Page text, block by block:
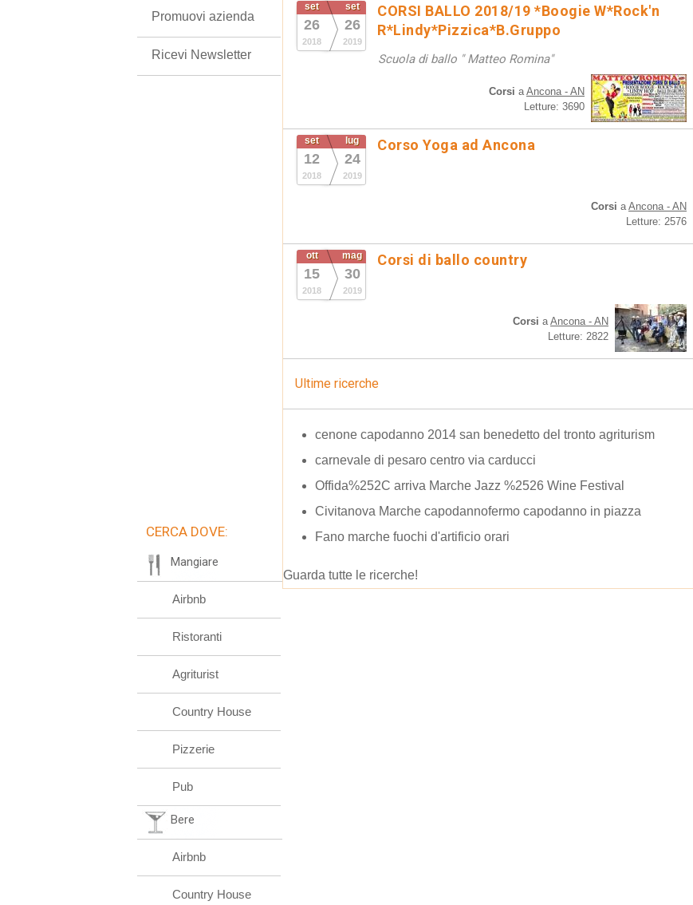
set
26
2018
set
26
2019
CORSI BALLO 2018/19 *Boogie W*Rock'n
R*Lindy*Pizzica*B.Gruppo
Scuola di ballo " Matteo Romina"
Corsi aAncona - AN
Letture: 3690
set
12
2018
lug
24
2019
Corso Yoga ad Ancona
Corsi aAncona - AN
Letture: 2576
ott
15
2018
mag
30
2019
Corsi di ballo country
Corsi aAncona - AN
Letture: 2822
Ultime ricerche
cenone capodanno 2014 san benedetto del tronto agriturism
carnevale di pesaro centro via carducci
Offida%252C arriva Marche Jazz %2526 Wine Festival
Civitanova Marche capodannofermo capodanno in piazza
Fano marche fuochi d'artificio orari
Guarda tutte le ricerche!
Promuovi azienda
Ricevi Newsletter
CERCA DOVE:
Mangiare
Airbnb
Ristoranti
Agriturist
Country House
Pizzerie
Pub
Bere
Airbnb
Country House